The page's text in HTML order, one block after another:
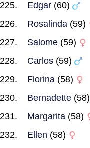
Edgar (60)
Rosalinda (59)
Salome (59)
Carlos (59)
Florina (58)
Bernadette (58)
Margarita (58)
Ellen (58)